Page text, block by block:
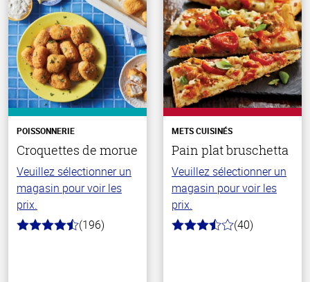
POISSONNERIE
Croquettes de morue
Veuillez sélectionner un
magasin pour voir les
prix.
4.8
(196)
METS CUISINÉS
Pain plat bruschetta
Veuillez sélectionner un
magasin pour voir les
prix.
3.8
(40)